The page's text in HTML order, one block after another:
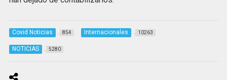
Covid Noticias 854 Internacionales 10263
NOTICIAS 5280